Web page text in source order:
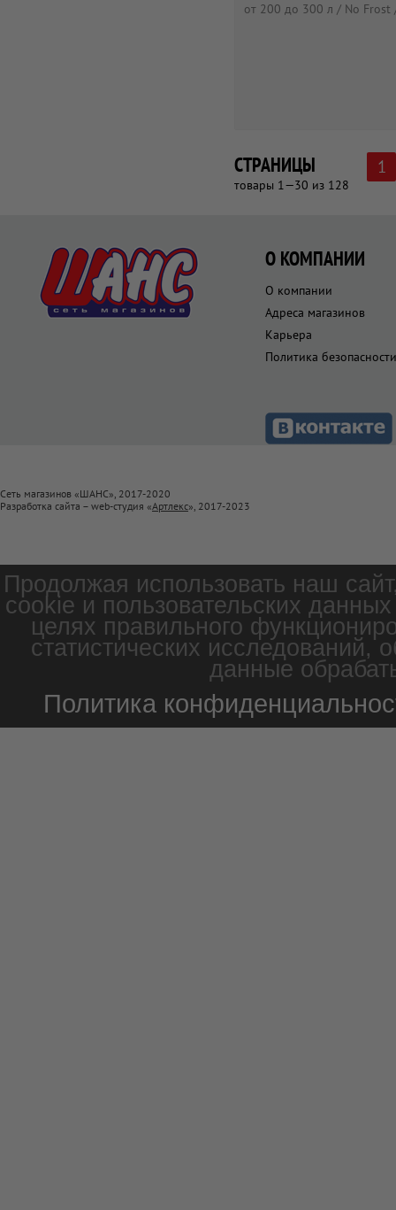
от 200 до 300 л / No Frost
СТРАНИЦЫ
товары 1—30 из 128
1
О КОМПАНИИ
О компании
Адреса магазинов
Карьера
Политика безопасности
Сеть магазинов «ШАНС», 2017-2020
Разработка сайта – web-студия «Артлекс», 2017-2023
Продолжая использовать наш
cookie и пользовательских
целях правильного
статистических
данные
Политика